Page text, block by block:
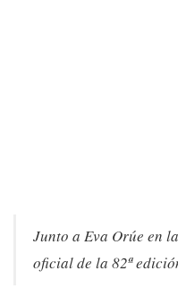
Junto a Eva Orúe en
oficial de la 82ª